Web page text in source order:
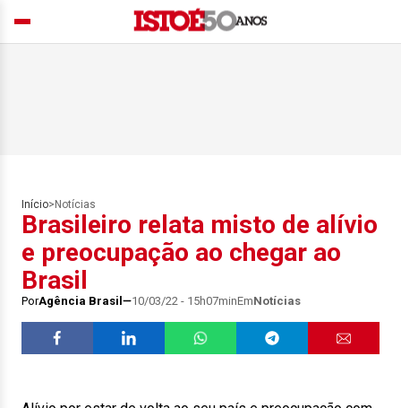
Início> Notícias
Brasileiro relata misto de alívio
e preocupação ao chegar ao
Brasil
PorAgência Brasil 10/03/22 - 15h07minEmNotícias